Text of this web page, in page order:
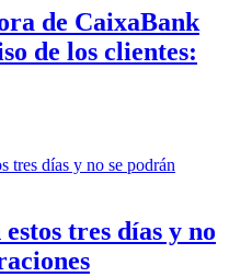
de CaixaBank
de los clientes:
tres días y no